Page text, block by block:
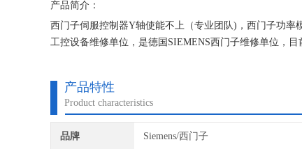
产品简介：
西门子伺服控制器Y轴使能不上（专业团队)，西门子功
工控设备维修单位，是德国SIEMENS西门子维修单位，
产品特性
Product characteristics
品牌 Siemens/西门子